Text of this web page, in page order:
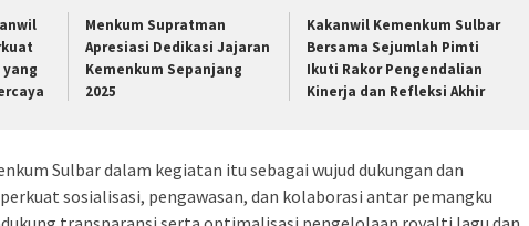
Menkum Supratman
Apresiasi Dedikasi Jajaran
Kemenkum Sepanjang
2025
Kakanwil Kemenkum Sulbar
Bersama Sejumlah Pimti
Ikuti Rakor Pengendalian
Kinerja dan Refleksi Akhir
Sulbar dalam kegiatan itu sebagai wujud dukungan dan
sosialisasi, pengawasan, dan kolaborasi antar pemangku